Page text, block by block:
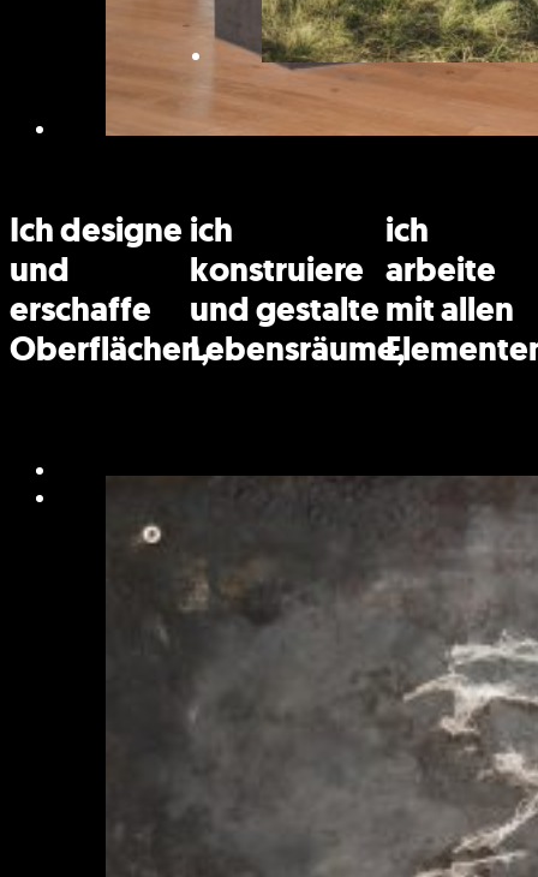
Ich designe
und
erschaffe
Oberflächen,
ich
konstruiere
und gestalte
Lebensräume,
ich
arbeite
mit allen